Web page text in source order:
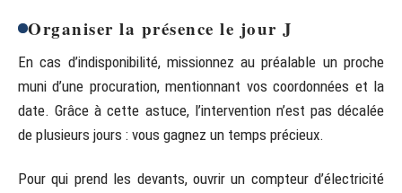
Organiser la présence le jour J
En cas d’indisponibilité, missionnez au préalable un proche
muni d’une procuration, mentionnant vos coordonnées et la
date. Grâce à cette astuce, l’intervention n’est pas décalée
de plusieurs jours : vous gagnez un temps précieux.
Pour qui prend les devants, ouvrir un compteur d’électricité